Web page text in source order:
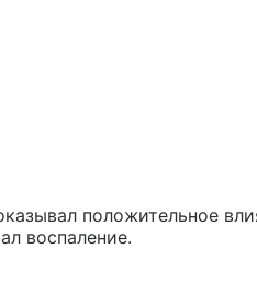
положительное
воспаление.